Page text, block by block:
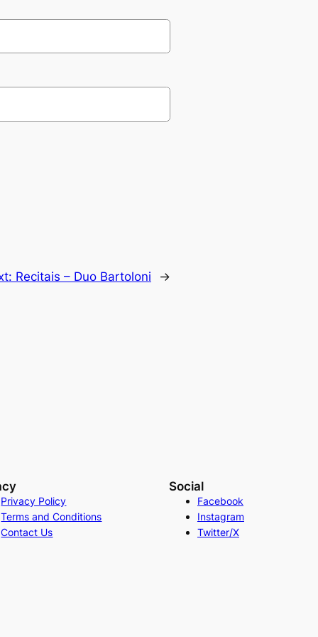
Recitais – Duo Bartoloni →
Privacy Policy
Terms and Conditions
Contact Us
Social
Facebook
Instagram
Twitter/X